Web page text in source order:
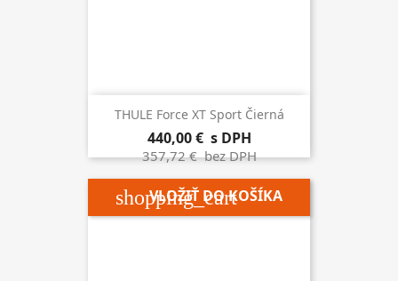
THULE Force XT Sport Čierná
440,00 € s DPH
357,72 €bez DPH
shopping_cart
VLOŽIŤ DO KOŠÍKA